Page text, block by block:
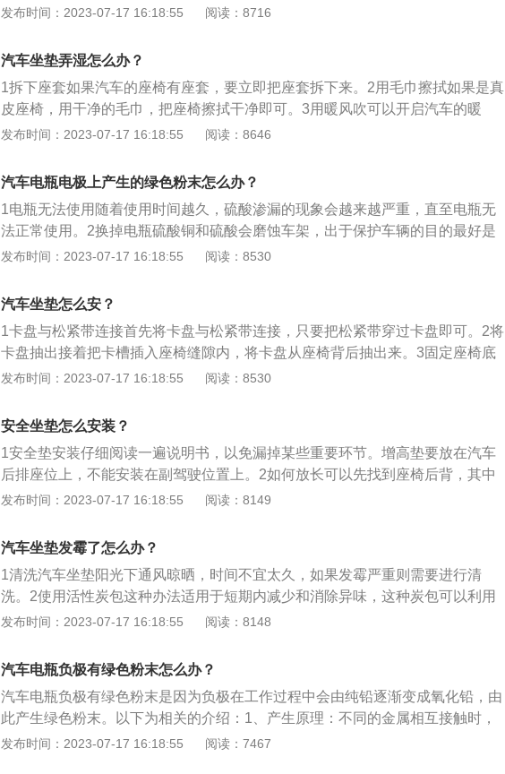
那些来说，无疑是最好的选择。但是座套在材料方面就比较单一，不是布质就是
会比较累。半包坐垫：坐垫半包虽然没有全包座套有完整的保护作用，但是在材
质造型方面就有很多选择，对于比较喜欢搭配自己风格上去的车主来说，可能会
比较偏向于坐垫半包，而且比起全包座套的更换会简单很多。
发布时间：2023-07-17 16:18:55 阅读：8716
汽车坐垫弄湿怎么办？
1拆下座套如果汽车的座椅有座套，要立即把座套拆下来。2用毛巾擦拭如果是真
皮座椅，用干净的毛巾，把座椅擦拭干净即可。3用暖风吹可以开启汽车的暖
风，利用驾驶室内温度升高的办法，烘干被淋湿的汽车座椅。4保持通风自然风
座椅吹干。5晾晒在有空暇的时候把车门全部打开，把车停到有阳光的地方，通
过晾晒的方法使被淋湿的座椅晾晒干。
发布时间：2023-07-17 16:18:55 阅读：8646
汽车电瓶电极上产生的绿色粉末怎么办？
1电瓶无法使用随着使用时间越久，硫酸渗漏的现象会越来越严重，直至电瓶无
法正常使用。2换掉电瓶硫酸铜和硫酸会磨蚀车架，出于保护车辆的目的最好是
换电瓶。3涂润滑脂用开水冲洗干净后涂润滑脂可以暂时使用，最终还是得换电
发布时间：2023-07-17 16:18:55 阅读：8530
汽车坐垫怎么安？
1卡盘与松紧带连接首先将卡盘与松紧带连接，只要把松紧带穿过卡盘即可。2将
卡盘抽出接着把卡槽插入座椅缝隙内，将卡盘从座椅背后抽出来。3固定座椅底
部将松紧带与金属钩连接，接着将金属钩固定在座椅底部，这样即可安装好座
发布时间：2023-07-17 16:18:55 阅读：8530
安全坐垫怎么安装？
1安全垫安装仔细阅读一遍说明书，以免漏掉某些重要环节。增高垫要放在汽车
后排座位上，不能安装在副驾驶位置上。2如何放长可以先找到座椅后背，其中
有个杆子连着档位，然后根据档位放长就行。3注意事项儿童安全座椅一定要安
前座上。
发布时间：2023-07-17 16:18:55 阅读：8149
汽车坐垫发霉了怎么办？
1清洗汽车坐垫阳光下通风晾晒，时间不宜太久，如果发霉严重则需要进行清
洗。2使用活性炭包这种办法适用于短期内减少和消除异味，这种炭包可以利用
其良好的吸附性，吸附车内内饰和装具散发出的异味。3坚持车内通风不要摆放
因为雨水进入车内的环境将会变得很差，而招致细菌繁殖，车内环境遭到污染。
发布时间：2023-07-17 16:18:55 阅读：8148
汽车电瓶负极有绿色粉末怎么办？
汽车电瓶负极有绿色粉末是因为负极在工作过程中会由纯铅逐渐变成氧化铅，由
此产生绿色粉末。以下为相关的介绍：1、产生原理：不同的金属相互接触时，
由于电子的扩散运动，会发生电化学反应，这是正常的化学现象。为了避免电瓶
发布时间：2023-07-17 16:18:55 阅读：7467